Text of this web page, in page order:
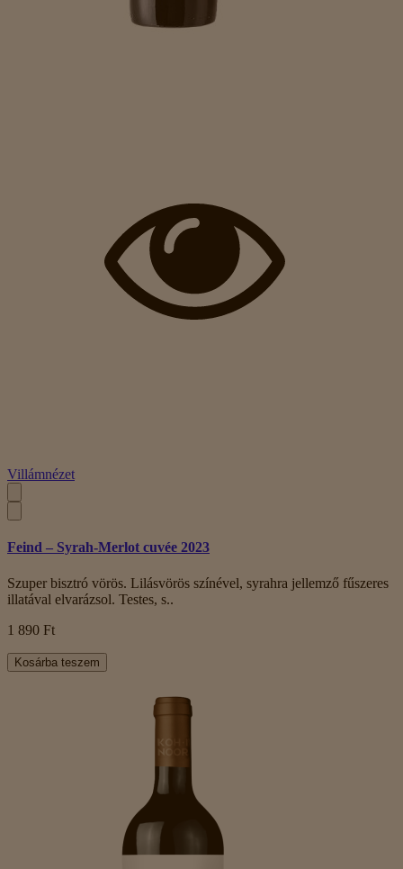
Villámnézet
Feind – Syrah-Merlot cuvée 2023
Szuper bisztró vörös. Lilásvörös színével, syrahra jellemző fűszeres
illatával elvarázsol. Testes, s..
1 890 Ft
Kosárba teszem